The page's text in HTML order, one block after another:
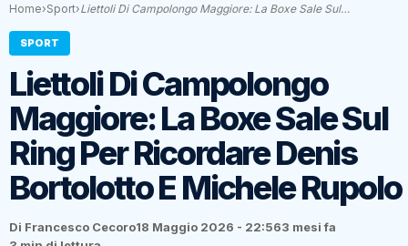
Home›Sport›Liettoli Di Campolongo Maggiore: La Boxe Sale Sul…
SPORT
Liettoli Di Campolongo
Maggiore: La Boxe Sale Sul
Ring Per Ricordare Denis
Bortolotto E Michele Rupolo
Di Francesco Cecoro18 Maggio 2026 - 22:563 mesi fa